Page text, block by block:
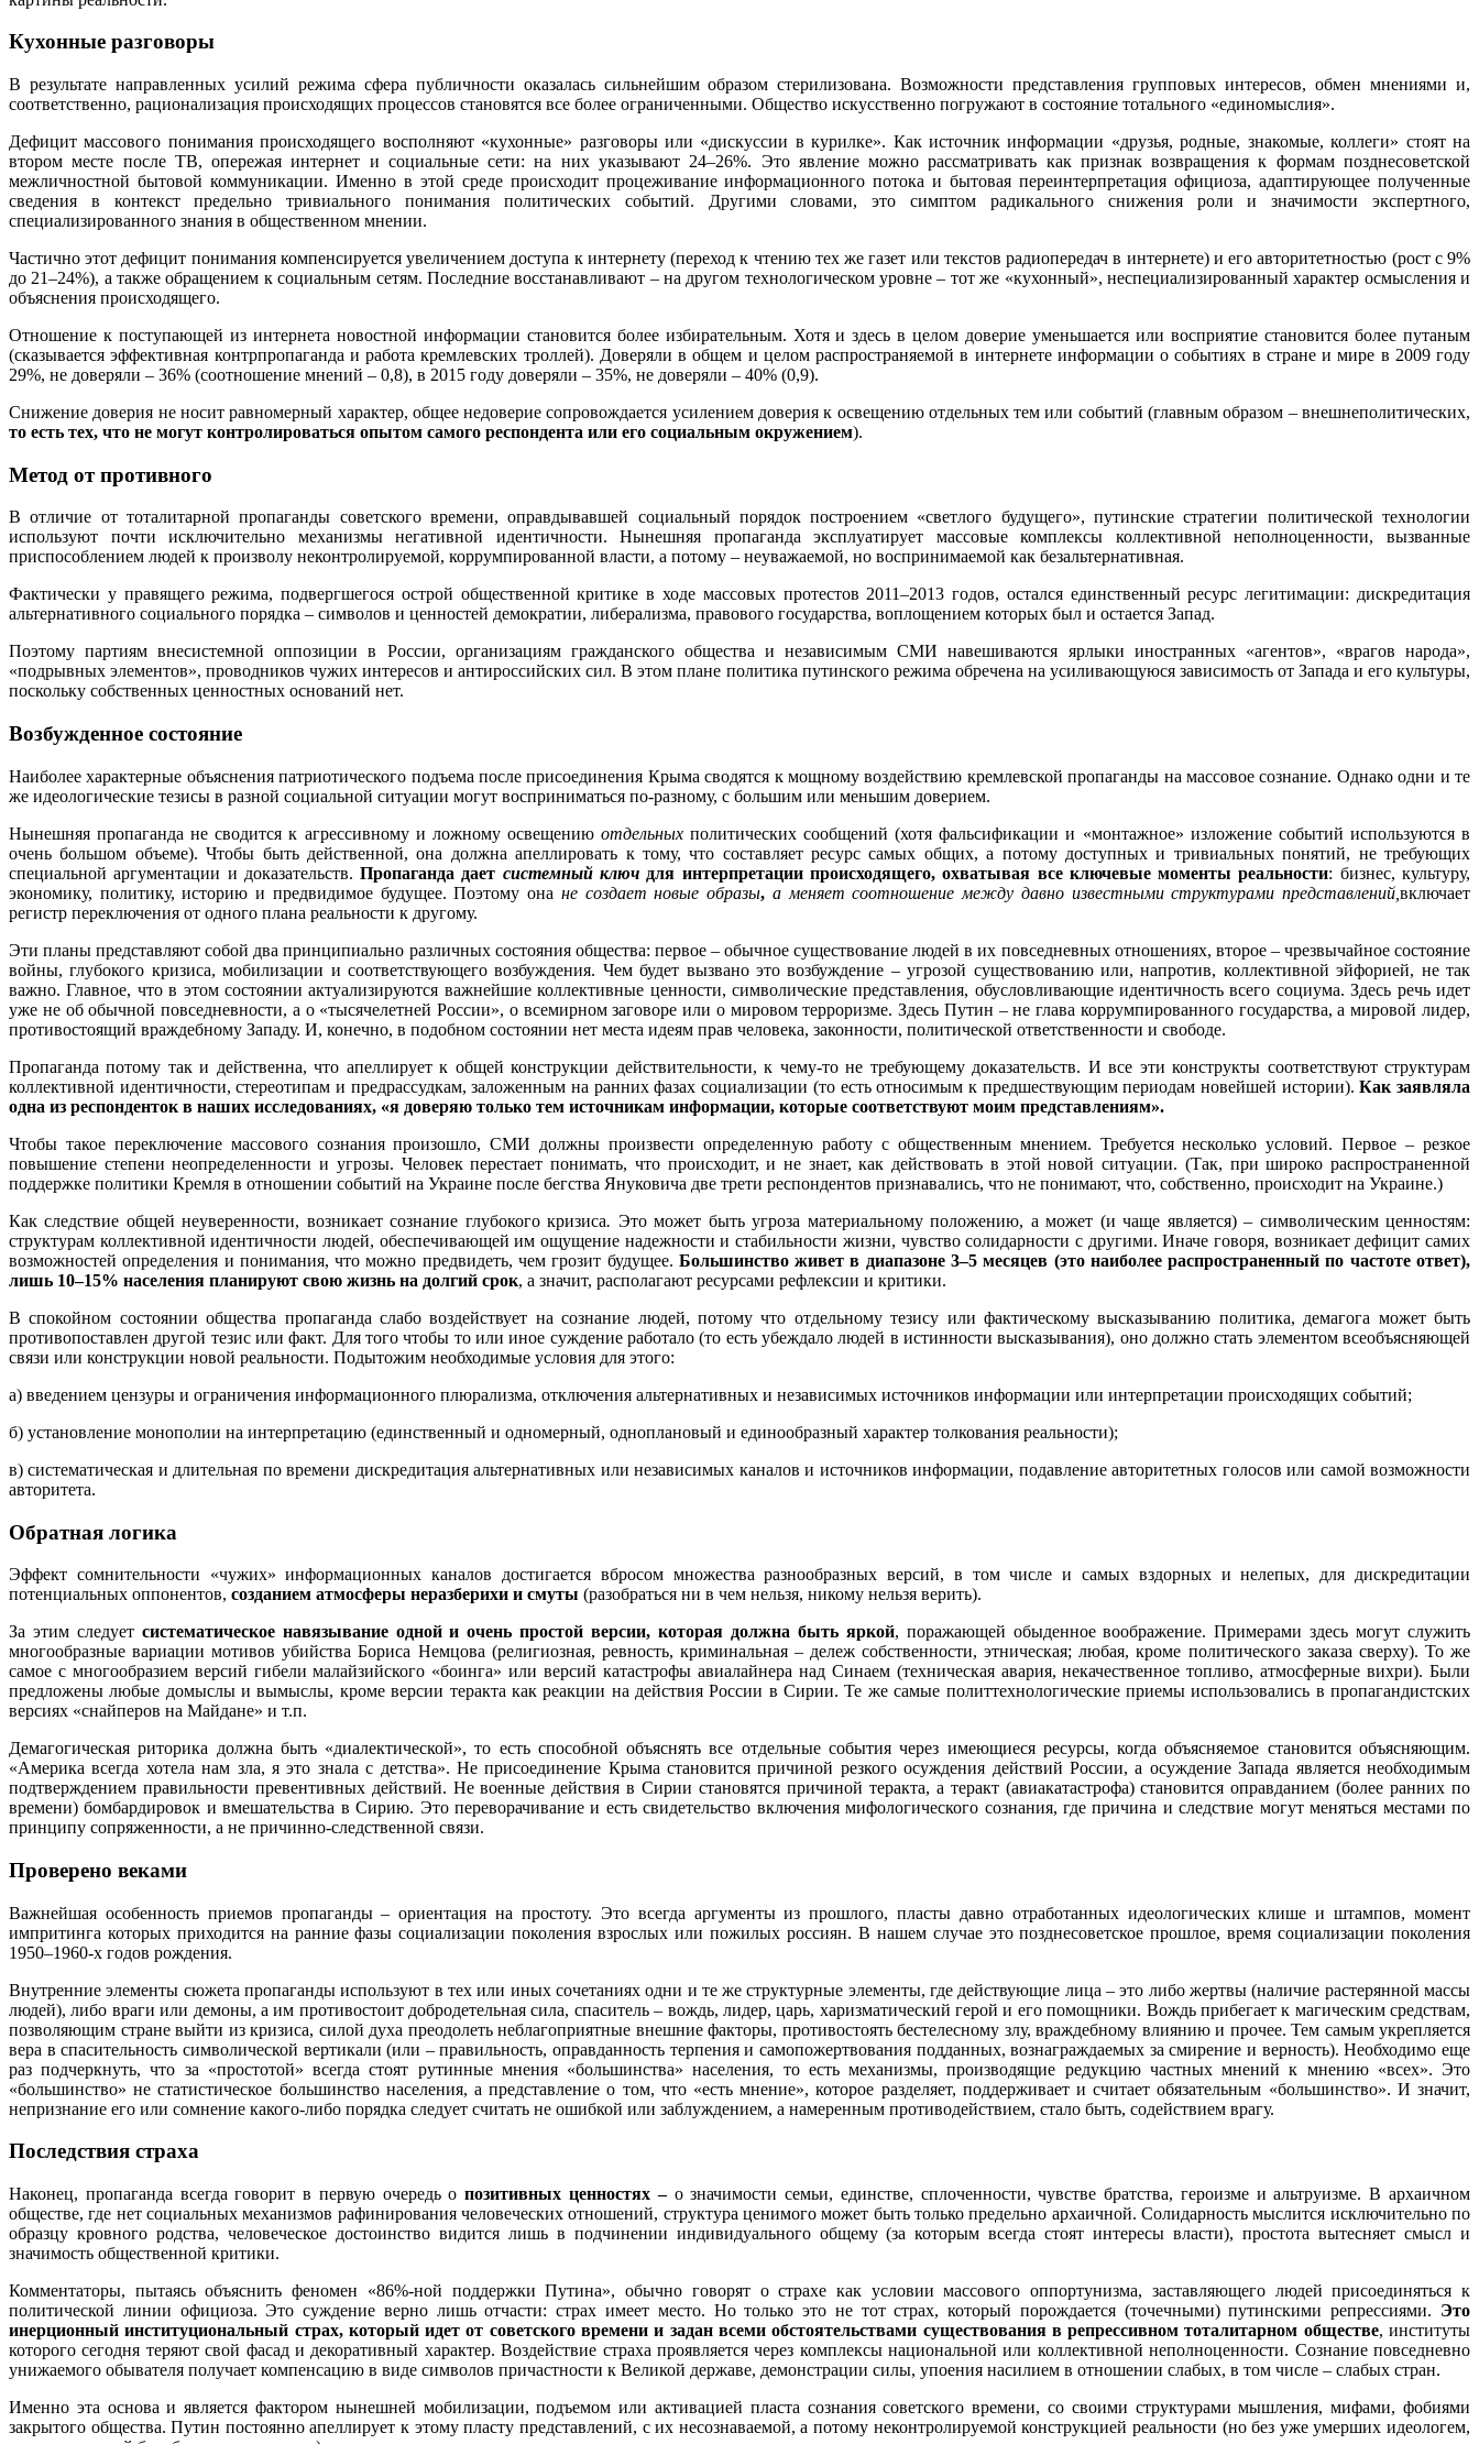
Кухонные разговоры
В результате направленных усилий режима сфера публичности оказалась сильнейшим образом стерилизована. Возможности представления групповых интересов, обмен мнениями и,
соответственно, рационализация происходящих процессов становятся все более ограниченными. Общество искусственно погружают в состояние тотального «единомыслия».
Дефицит массового понимания происходящего восполняют «кухонные» разговоры или «дискуссии в курилке». Как источник информации «друзья, родные, знакомые, коллеги» стоят на
втором месте после ТВ, опережая интернет и социальные сети: на них указывают 24–26%. Это явление можно рассматривать как признак возвращения к формам позднесоветской
межличностной бытовой коммуникации. Именно в этой среде происходит процеживание информационного потока и бытовая переинтерпретация официоза, адаптирующее полученные
сведения в контекст предельно тривиального понимания политических событий. Другими словами, это симптом радикального снижения роли и значимости экспертного,
специализированного знания в общественном мнении.
Частично этот дефицит понимания компенсируется увеличением доступа к интернету (переход к чтению тех же газет или текстов радиопередач в интернете) и его авторитетностью (рост с 9%
до 21–24%), а также обращением к социальным сетям. Последние восстанавливают – на другом технологическом уровне – тот же «кухонный», неспециализированный характер осмысления и
объяснения происходящего.
Отношение к поступающей из интернета новостной информации становится более избирательным. Хотя и здесь в целом доверие уменьшается или восприятие становится более путаным
(сказывается эффективная контрпропаганда и работа кремлевских троллей). Доверяли в общем и целом распространяемой в интернете информации о событиях в стране и мире в 2009 году
29%, не доверяли – 36% (соотношение мнений – 0,8), в 2015 году доверяли – 35%, не доверяли – 40% (0,9).
Снижение доверия не носит равномерный характер, общее недоверие сопровождается усилением доверия к освещению отдельных тем или событий (главным образом – внешнеполитических,
то есть тех, что не могут контролироваться опытом самого респондента или его социальным окружением).
Метод от противного
В отличие от тоталитарной пропаганды советского времени, оправдывавшей социальный порядок построением «светлого будущего», путинские стратегии политической технологии
используют почти исключительно механизмы негативной идентичности. Нынешняя пропаганда эксплуатирует массовые комплексы коллективной неполноценности, вызванные
приспособлением людей к произволу неконтролируемой, коррумпированной власти, а потому – неуважаемой, но воспринимаемой как безальтернативная.
Фактически у правящего режима, подвергшегося острой общественной критике в ходе массовых протестов 2011–2013 годов, остался единственный ресурс легитимации: дискредитация
альтернативного социального порядка – символов и ценностей демократии, либерализма, правового государства, воплощением которых был и остается Запад.
Поэтому партиям внесистемной оппозиции в России, организациям гражданского общества и независимым СМИ навешиваются ярлыки иностранных «агентов», «врагов народа»,
«подрывных элементов», проводников чужих интересов и антироссийских сил. В этом плане политика путинского режима обречена на усиливающуюся зависимость от Запада и его культуры,
поскольку собственных ценностных оснований нет.
Возбужденное состояние
Наиболее характерные объяснения патриотического подъема после присоединения Крыма сводятся к мощному воздействию кремлевской пропаганды на массовое сознание. Однако одни и те
же идеологические тезисы в разной социальной ситуации могут восприниматься по-разному, с большим или меньшим доверием.
Нынешняя пропаганда не сводится к агрессивному и ложному освещению отдельныхполитических сообщений (хотя фальсификации и «монтажное» изложение событий используются в
очень большом объеме). Чтобы быть действенной, она должна апеллировать к тому, что составляет ресурс самых общих, а потому доступных и тривиальных понятий, не требующих
специальной аргументации и доказательств.Пропаганда дает системный ключ для интерпретации происходящего, охватывая все ключевые моменты реальности: бизнес, культуру,
экономику, политику, историю и предвидимое будущее. Поэтому она не создает новые образы, а меняет соотношение между давно известными структурами представлений,включает
регистр переключения от одного плана реальности к другому.
Эти планы представляют собой два принципиально различных состояния общества: первое – обычное существование людей в их повседневных отношениях, второе – чрезвычайное состояние
войны, глубокого кризиса, мобилизации и соответствующего возбуждения. Чем будет вызвано это возбуждение – угрозой существованию или, напротив, коллективной эйфорией, не так
важно. Главное, что в этом состоянии актуализируются важнейшие коллективные ценности, символические представления, обусловливающие идентичность всего социума. Здесь речь идет
уже не об обычной повседневности, а о «тысячелетней России», о всемирном заговоре или о мировом терроризме. Здесь Путин – не глава коррумпированного государства, а мировой лидер,
противостоящий враждебному Западу. И, конечно, в подобном состоянии нет места идеям прав человека, законности, политической ответственности и свободе.
Пропаганда потому так и действенна, что апеллирует к общей конструкции действительности, к чему-то не требующему доказательств. И все эти конструкты соответствуют структурам
коллективной идентичности, стереотипам и предрассудкам, заложенным на ранних фазах социализации (то есть относимым к предшествующим периодам новейшей истории).Как заявляла
одна из респонденток в наших исследованиях, «я доверяю только тем источникам информации, которые соответствуют моим представлениям».
Чтобы такое переключение массового сознания произошло, СМИ должны произвести определенную работу с общественным мнением. Требуется несколько условий. Первое – резкое
повышение степени неопределенности и угрозы. Человек перестает понимать, что происходит, и не знает, как действовать в этой новой ситуации. (Так, при широко распространенной
поддержке политики Кремля в отношении событий на Украине после бегства Януковича две трети респондентов признавались, что не понимают, что, собственно, происходит на Украине.)
Как следствие общей неуверенности, возникает сознание глубокого кризиса. Это может быть угроза материальному положению, а может (и чаще является) – символическим ценностям:
структурам коллективной идентичности людей, обеспечивающей им ощущение надежности и стабильности жизни, чувство солидарности с другими. Иначе говоря, возникает дефицит самих
возможностей определения и понимания, что можно предвидеть, чем грозит будущее. Большинство живет в диапазоне 3–5 месяцев (это наиболее распространенный по частоте ответ),
лишь 10–15% населения планируют свою жизнь на долгий срок, а значит, располагают ресурсами рефлексии и критики.
В спокойном состоянии общества пропаганда слабо воздействует на сознание людей, потому что отдельному тезису или фактическому высказыванию политика, демагога может быть
противопоставлен другой тезис или факт. Для того чтобы то или иное суждение работало (то есть убеждало людей в истинности высказывания), оно должно стать элементом всеобъясняющей
связи или конструкции новой реальности. Подытожим необходимые условия для этого:
а) введением цензуры и ограничения информационного плюрализма, отключения альтернативных и независимых источников информации или интерпретации происходящих событий;
б) установление монополии на интерпретацию (единственный и одномерный, одноплановый и единообразный характер толкования реальности);
в) систематическая и длительная по времени дискредитация альтернативных или независимых каналов и источников информации, подавление авторитетных голосов или самой возможности
авторитета.
Обратная логика
Эффект сомнительности «чужих» информационных каналов достигается вбросом множества разнообразных версий, в том числе и самых вздорных и нелепых, для дискредитации
потенциальных оппонентов, созданием атмосферы неразберихи и смуты (разобраться ни в чем нельзя, никому нельзя верить).
За этим следует систематическое навязывание одной и очень простой версии, которая должна быть яркой, поражающей обыденное воображение. Примерами здесь могут служить
многообразные вариации мотивов убийства Бориса Немцова (религиозная, ревность, криминальная – дележ собственности, этническая; любая, кроме политического заказа сверху). То же
самое с многообразием версий гибели малайзийского «боинга» или версий катастрофы авиалайнера над Синаем (техническая авария, некачественное топливо, атмосферные вихри). Были
предложены любые домыслы и вымыслы, кроме версии теракта как реакции на действия России в Сирии. Те же самые политтехнологические приемы использовались в пропагандистских
версиях «снайперов на Майдане» и т.п.
Демагогическая риторика должна быть «диалектической», то есть способной объяснять все отдельные события через имеющиеся ресурсы, когда объясняемое становится объясняющим.
«Америка всегда хотела нам зла, я это знала с детства». Не присоединение Крыма становится причиной резкого осуждения действий России, а осуждение Запада является необходимым
подтверждением правильности превентивных действий. Не военные действия в Сирии становятся причиной теракта, а теракт (авиакатастрофа) становится оправданием (более ранних по
времени) бомбардировок и вмешательства в Сирию. Это переворачивание и есть свидетельство включения мифологического сознания, где причина и следствие могут меняться местами по
принципу сопряженности, а не причинно-следственной связи.
Проверено веками
Важнейшая особенность приемов пропаганды – ориентация на простоту. Это всегда аргументы из прошлого, пласты давно отработанных идеологических клише и штампов, момент
импритинга которых приходится на ранние фазы социализации поколения взрослых или пожилых россиян. В нашем случае это позднесоветское прошлое, время социализации поколения
1950–1960-х годов рождения.
Внутренние элементы сюжета пропаганды используют в тех или иных сочетаниях одни и те же структурные элементы, где действующие лица – это либо жертвы (наличие растерянной массы
людей), либо враги или демоны, а им противостоит добродетельная сила, спаситель – вождь, лидер, царь, харизматический герой и его помощники. Вождь прибегает к магическим средствам,
позволяющим стране выйти из кризиса, силой духа преодолеть неблагоприятные внешние факторы, противостоять бестелесному злу, враждебному влиянию и прочее. Тем самым укрепляется
вера в спасительность символической вертикали (или – правильность, оправданность терпения и самопожертвования подданных, вознаграждаемых за смирение и верность). Необходимо еще
раз подчеркнуть, что за «простотой» всегда стоят рутинные мнения «большинства» населения, то есть механизмы, производящие редукцию частных мнений к мнению «всех». Это
«большинство» не статистическое большинство населения, а представление о том, что «есть мнение», которое разделяет, поддерживает и считает обязательным «большинство». И значит,
непризнание его или сомнение какого-либо порядка следует считать не ошибкой или заблуждением, а намеренным противодействием, стало быть, содействием врагу.
Последствия страха
Наконец, пропаганда всегда говорит в первую очередь опозитивных ценностях – о значимости семьи, единстве, сплоченности, чувстве братства, героизме и альтруизме. В архаичном
обществе, где нет социальных механизмов рафинирования человеческих отношений, структура ценимого может быть только предельно архаичной. Солидарность мыслится исключительно по
образцу кровного родства, человеческое достоинство видится лишь в подчинении индивидуального общему (за которым всегда стоят интересы власти), простота вытесняет смысл и
значимость общественной критики.
Комментаторы, пытаясь объяснить феномен «86%-ной поддержки Путина», обычно говорят о страхе как условии массового оппортунизма, заставляющего людей присоединяться к
политической линии официоза. Это суждение верно лишь отчасти: страх имеет место. Но только это не тот страх, который порождается (точечными) путинскими репрессиями. Это
инерционный институциональный страх, который идет от советского времени и задан всеми обстоятельствами существования в репрессивном тоталитарном обществе, институты
которого сегодня теряют свой фасад и декоративный характер. Воздействие страха проявляется через комплексы национальной или коллективной неполноценности. Сознание повседневно
унижаемого обывателя получает компенсацию в виде символов причастности к Великой державе, демонстрации силы, упоения насилием в отношении слабых, в том числе – слабых стран.
Именно эта основа и является фактором нынешней мобилизации, подъемом или активацией пласта сознания советского времени, со своими структурами мышления, мифами, фобиями
закрытого общества. Путин постоянно апеллирует к этому пласту представлений, с их несознаваемой, а потому неконтролируемой конструкцией реальности (но без уже умерших идеологем,